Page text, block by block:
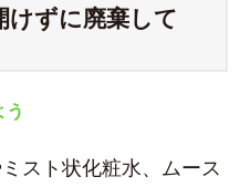
けずに廃棄して
スト状化粧水、ムース